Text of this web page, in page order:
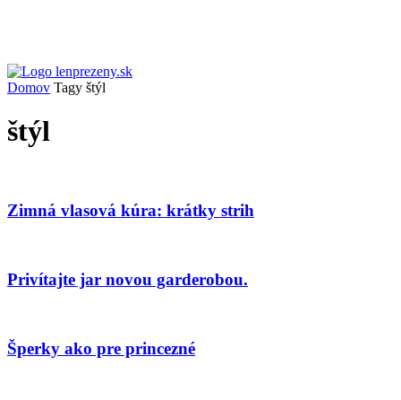
Domov Tagy štýl
štýl
Zimná vlasová kúra: krátky strih
Privítajte jar novou garderobou.
Šperky ako pre princezné